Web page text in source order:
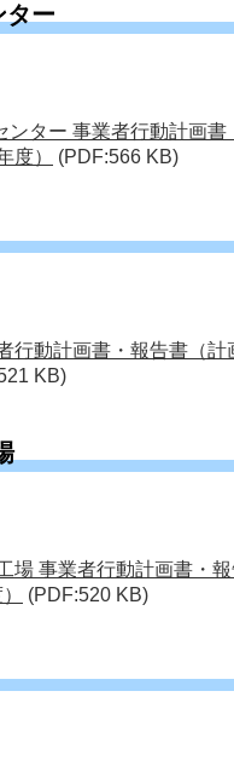
ター
ンター 事業者行動計画
度）
(PDF:566 KB)
行動計画書・報告書（
KB)
場 事業者行動計画書・
(PDF:520 KB)